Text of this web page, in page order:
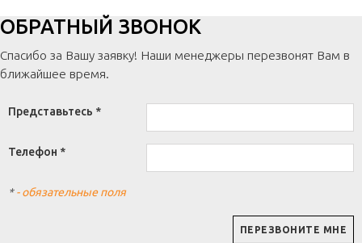
ОБРАТНЫЙ ЗВОНОК
Спасибо за Вашу заявку! Наши менеджеры перезвонят Вам в
ближайшее время.
Представьтесь *
Телефон *
*- обязательные поля